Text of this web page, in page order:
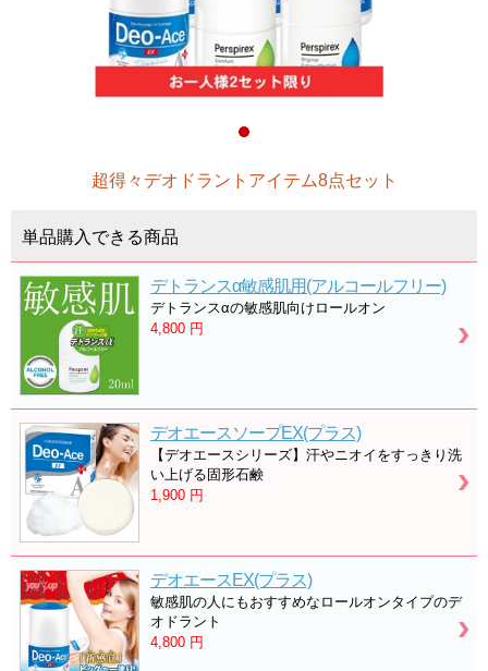
超得々デオドラントアイテム8点セット
単品購入できる商品
デトランスα敏感肌用(アルコールフリー)
デトランスαの敏感肌向けロールオン
4,800 円
デオエースソープEX(プラス)
【デオエースシリーズ】汗やニオイをすっきり洗
い上げる固形石鹸
1,900 円
デオエースEX(プラス)
敏感肌の人にもおすすめなロールオンタイプのデ
オドラント
4,800 円